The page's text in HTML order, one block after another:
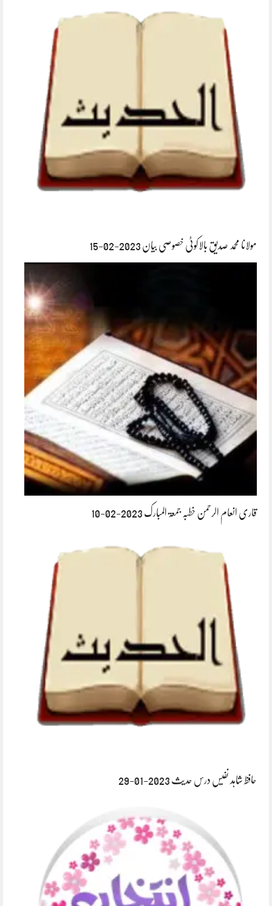
مولانا محمد صدیق بالاکوٹی خصوصی بیان 2023-02-15
قاری انعام الرحمن خطبہ جمعۃ المبارک 2023-02-10
حافظ شاہد نفیس درس حدیث 2023-01-29